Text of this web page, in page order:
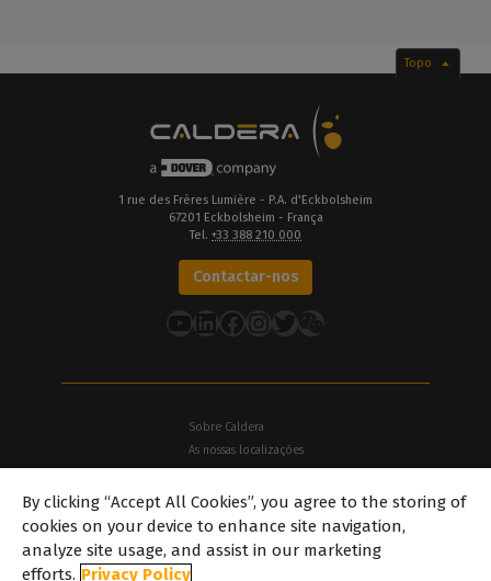
Topo
1 rue des Frères Lumière - P.A. d'Eckbolsheim
67201 Eckbolsheim - França
Tel. +33 388 210 000
Contactar-nos
YouTube
LinkedIn
Facebook
Instagram
Twitter
Sobre Caldera
As nossas localizações
Carreiras
Parceiros
caldera.com © 2026 — Todos os direitos reservados. Todas as
By clicking “Accept All Cookies”, you agree to the storing of
cookies on your device to enhance site navigation,
analyze site usage, and assist in our marketing
efforts. Privacy Policy